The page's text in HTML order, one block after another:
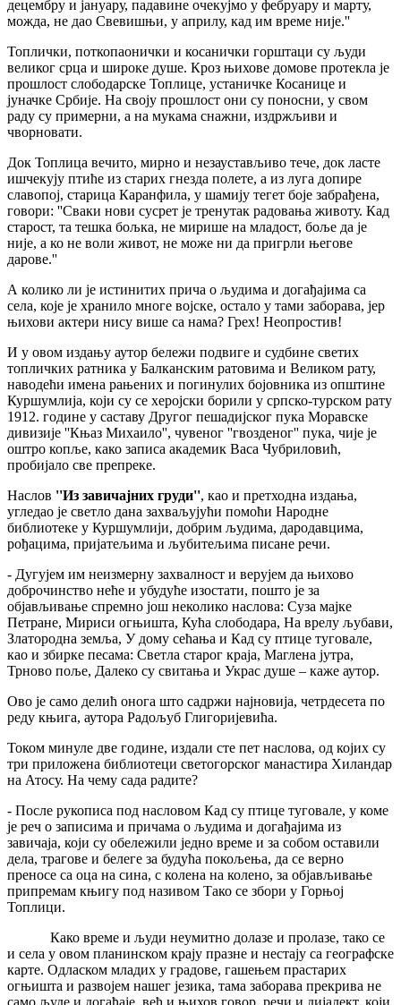
децембру и јануару, падавине очекујмо у фебруару и марту,
можда, не дао Свевишњи, у априлу, кад им време није.''
Топлички, поткопаонички и косанички горштаци су људи
великог срца и широке душе. Кроз њихове домове протекла је
прошлост слободарске Топлице, устаничке Косанице и
јуначке Србије. На своју прошлост они су поносни, у свом
раду су примерни, а на мукама снажни, издржљиви и
чворновати.
Док Топлица вечито, мирно и незаустављиво тече, док ласте
ишчекују птиће из старих гнезда полете, а из луга допире
славопој, старица Каранфила, у шамију тегет боје забрађена,
говори: ''Сваки нови сусрет је тренутак радовања животу. Кад
старост, та тешка бољка, не мирише на младост, боље да је
није, а ко не воли живот, не може ни да пригрли његове
дарове.''
А колико ли је истинитих прича о људима и догађајима са
села, које је хранило многе војске, остало у тами заборава, јер
њихови актери нису више са нама? Грех! Неопростив!
И у овом издању аутор бележи подвиге и судбине светих
топличких ратника у Балканским ратовима и Великом рату,
наводећи имена рањених и погинулих бојовника из општине
Куршумлија, који су се херојски борили у српско-турском рату
1912. године у саставу Другог пешадијског пука Моравске
дивизије ''Књаз Михаило'', чувеног ''гвозденог'' пука, чије је
оштро копље, како записа академик Васа Чубриловић,
пробијало све препреке.
Наслов ''Из завичајних груди'', као и претходна издања,
угледао је светло дана захваљујући помоћи Народне
библиотеке у Куршумлији, добрим људима, дародавцима,
рођацима, пријатељима и љубитељима писане речи.
- Дугујем им неизмерну захвалност и верујем да њихово
доброчинство неће и убудуће изостати, пошто је за
објављивање спремно још неколико наслова: Суза мајке
Петране, Мириси огњишта, Кућа слободара, На врелу љубави,
Златородна земља, У дому сећања и Кад су птице туговале,
као и збирке песама: Светла старог краја, Маглена јутра,
Трново поље, Далеко су свитања и Украс душе – каже аутор.
Ово је само делић онога што садржи најновија, четрдесета по
реду књига, аутора Радољуб Глигоријевића.
Током минуле две године, издали сте пет наслова, од којих су
три приложена библиотеци светогорског манастира Хиландар
на Атосу. На чему сада радите?
- После рукописа под насловом Кад су птице туговале, у коме
је реч о записима и причама о људима и догађајима из
завичаја, који су обележили једно време и за собом оставили
дела, трагове и белеге за будућа покољења, да се верно
преносе са оца на сина, с колена на колено, за објављивање
припремам књигу под називом Тако се збори у Горњој
Топлици.
Како време и људи неумитно долазе и пролазе, тако се
и села у овом планинском крају празне и нестају са географске
карте. Одласком младих у градове, гашењем прастарих
огњишта и развојем нашег језика, тама заборава прекрива не
само људе и догађаје, већ и њихов говор, речи и дијалект, који